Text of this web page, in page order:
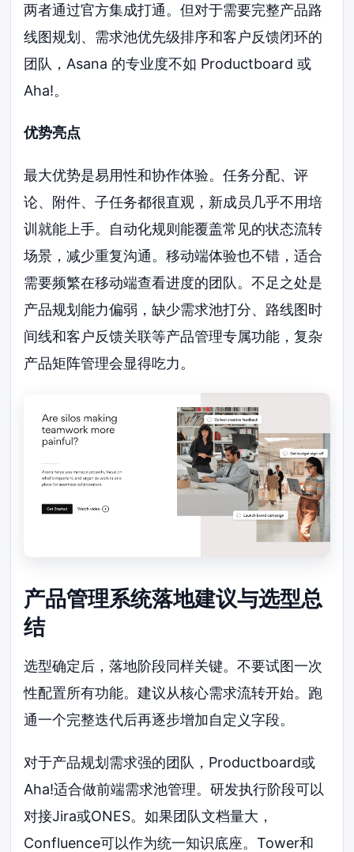
两者通过官方集成打通。但对于需要完整产品路
线图规划、需求池优先级排序和客户反馈闭环的
团队，Asana 的专业度不如 Productboard 或
Aha!。
优势亮点
最大优势是易用性和协作体验。任务分配、评
论、附件、子任务都很直观，新成员几乎不用培
训就能上手。自动化规则能覆盖常见的状态流转
场景，减少重复沟通。移动端体验也不错，适合
需要频繁在移动端查看进度的团队。不足之处是
产品规划能力偏弱，缺少需求池打分、路线图时
间线和客户反馈关联等产品管理专属功能，复杂
产品矩阵管理会显得吃力。
产品管理系统落地建议与选型总
结
选型确定后，落地阶段同样关键。不要试图一次
性配置所有功能。建议从核心需求流转开始。跑
通一个完整迭代后再逐步增加自定义字段。
对于产品规划需求强的团队，Productboard或
Aha!适合做前端需求池管理。研发执行阶段可以
对接Jira或ONES。如果团队文档量大，
Confluence可以作为统一知识底座。Tower和